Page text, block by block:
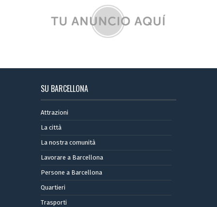
SU BARCELLONA
Attrazioni
La città
La nostra comunità
Lavorare a Barcellona
Persone a Barcellona
Quartieri
Trasporti